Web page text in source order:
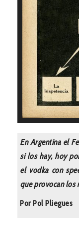
En Argentina el
si los hay, hoy
el vodka con
que provocan los
Por Pol Pliegues